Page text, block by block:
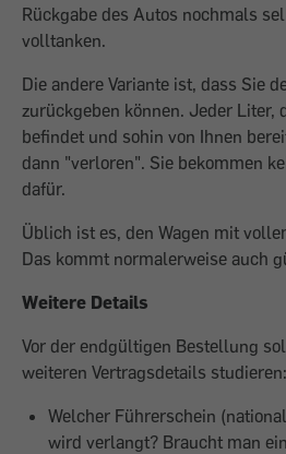
Rückgabe des Autos nochmals
volltanken.
Die andere Variante ist, dass Sie
zurückgeben können. Jeder Liter,
befindet und sohin von Ihnen
dann "verloren". Sie bekommen
dafür.
Üblich ist es, den Wagen mit
Das kommt normalerweise auch
Weitere Details
Vor der endgültigen Bestellung
weiteren Vertragsdetails studieren:
Welcher Führerschein
wird verlangt? Braucht man